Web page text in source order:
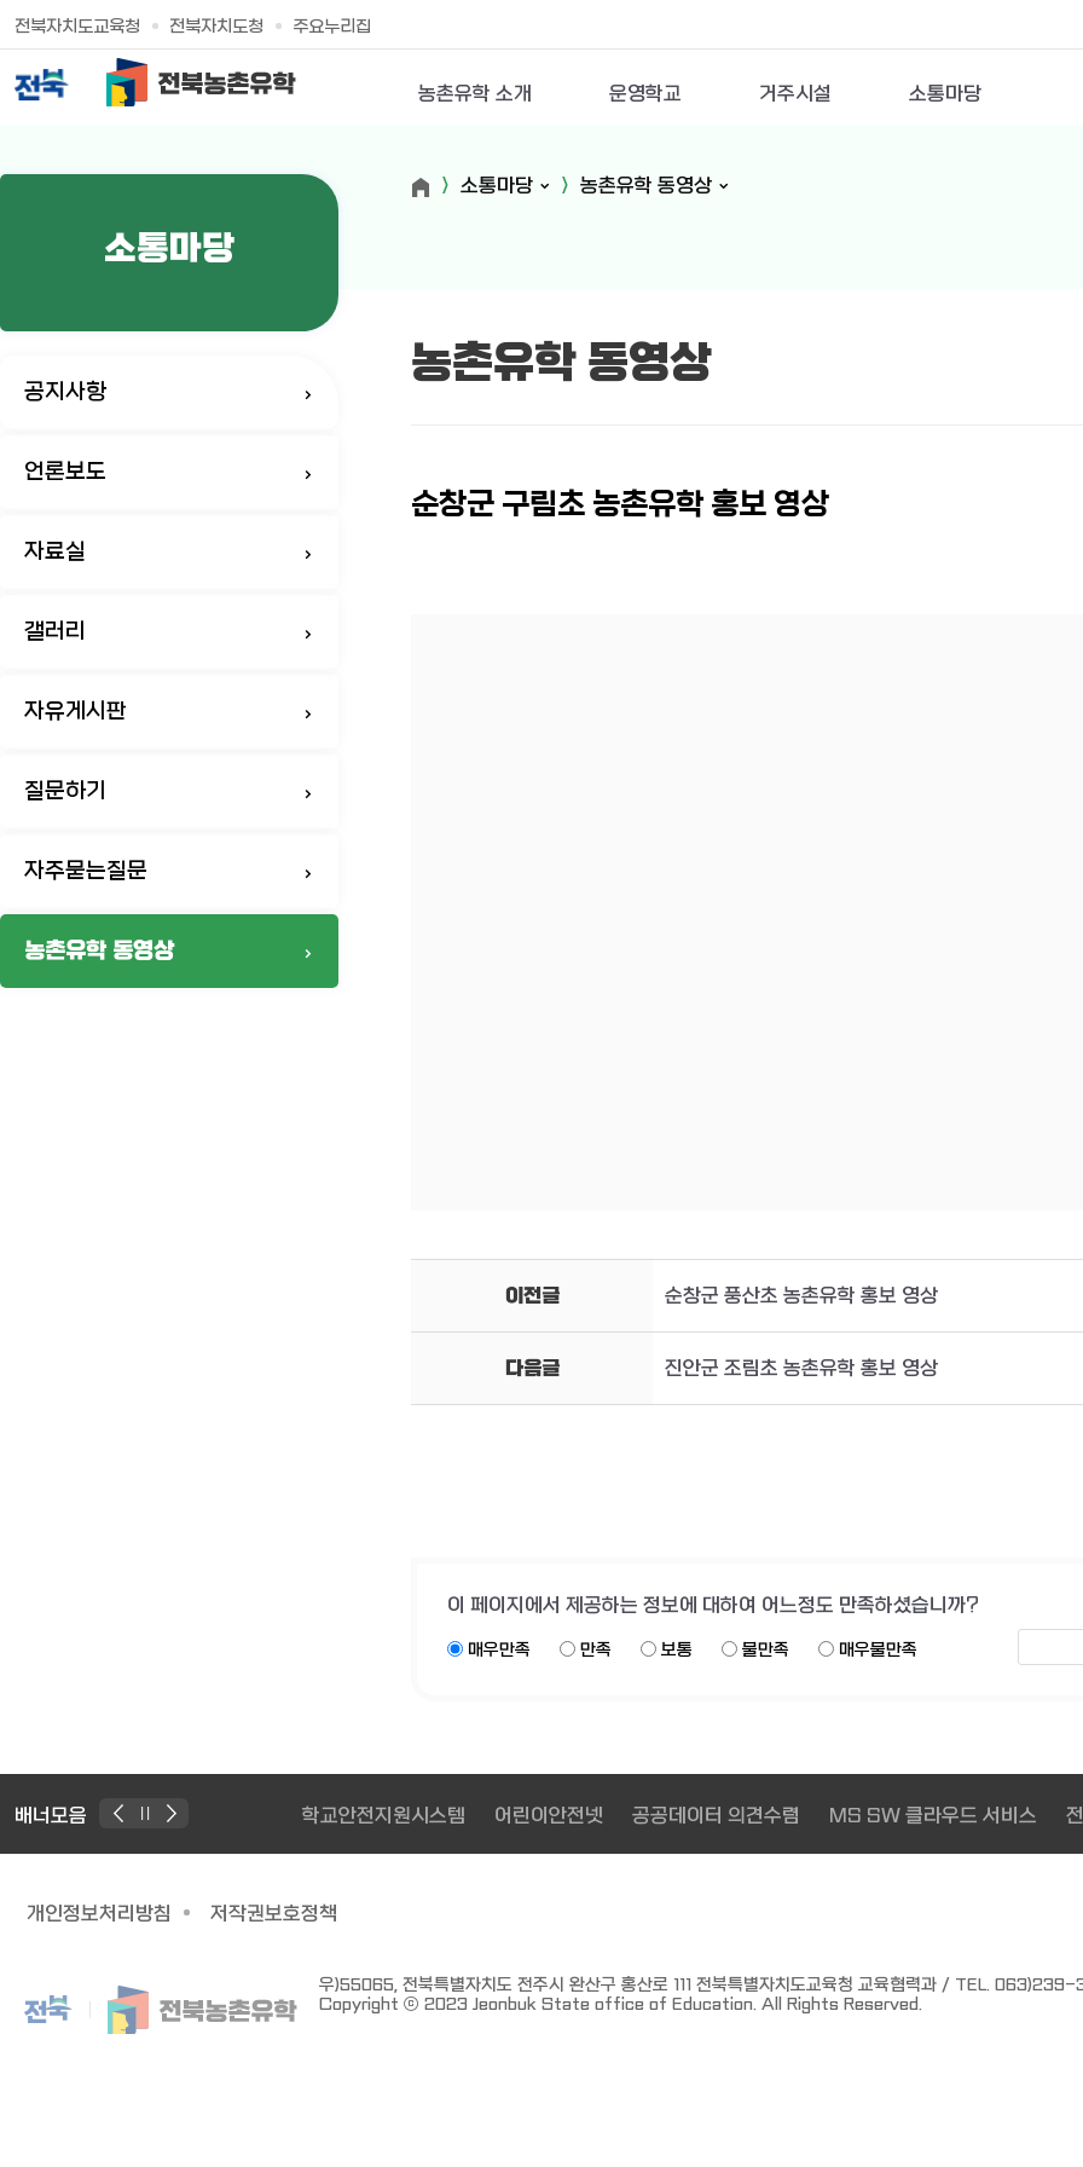
전북자치도교육청 전북자치도청 주요누리집
농촌유학 소개 운영학교 거주시설 소통마당
소통마당
공지사항
언론보도
자료실
갤러리
자유게시판
질문하기
자주묻는질문
농촌유학 동영상
소통마당 농촌유학 동영상
농촌유학 동영상
순창군 구림초 농촌유학 홍보 영상
이전글 순창군 풍산초 농촌유학 홍보 영상
다음글 진안군 조림초 농촌유학 홍보 영상
이 페이지에서 제공하는 정보에 대하여 어느정도 만족하셨습니까?
매우만족 만족 보통 불만족 매우불만족
배너모음 학교안전지원시스템 어린이안전넷 공공데이터 의견수렴 MS SW 클라우드 서비스
개인정보처리방침 저작권보호정책
우)55065, 전북특별자치도 전주시 완산구 홍산로 111 전북특별자치도교육청 교육협력과 / TEL.
Copyright ⓒ 2023 Jeonbuk State office of Education. All Rights Reserved.